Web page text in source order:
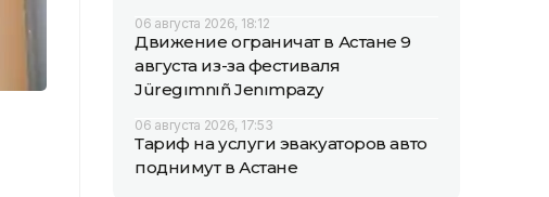
06 августа 2026, 18:12
Движение ограничат в Астане 9
августа из-за фестиваля
Jüregımnıñ Jenımpazy
06 августа 2026, 17:53
Тариф на услуги эвакуаторов авто
поднимут в Астане